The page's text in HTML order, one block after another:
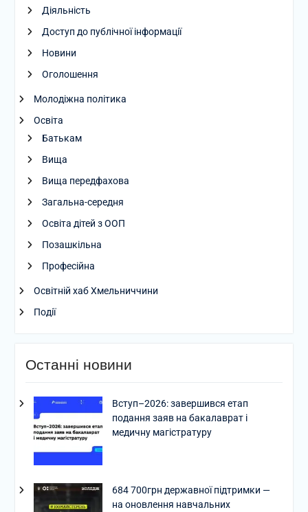
Діяльність
Доступ до публічної інформації
Новини
Оголошення
Молодіжна політика
Освіта
Батькам
Вища
Вища передфахова
Загальна-середня
Освіта дітей з ООП
Позашкільна
Професійна
Освітній хаб Хмельниччини
Події
Останні новини
Вступ–2026: завершився етап
подання заяв на бакалаврат і
медичну магістратуру
684 700грн державної підтримки —
на оновлення навчальних